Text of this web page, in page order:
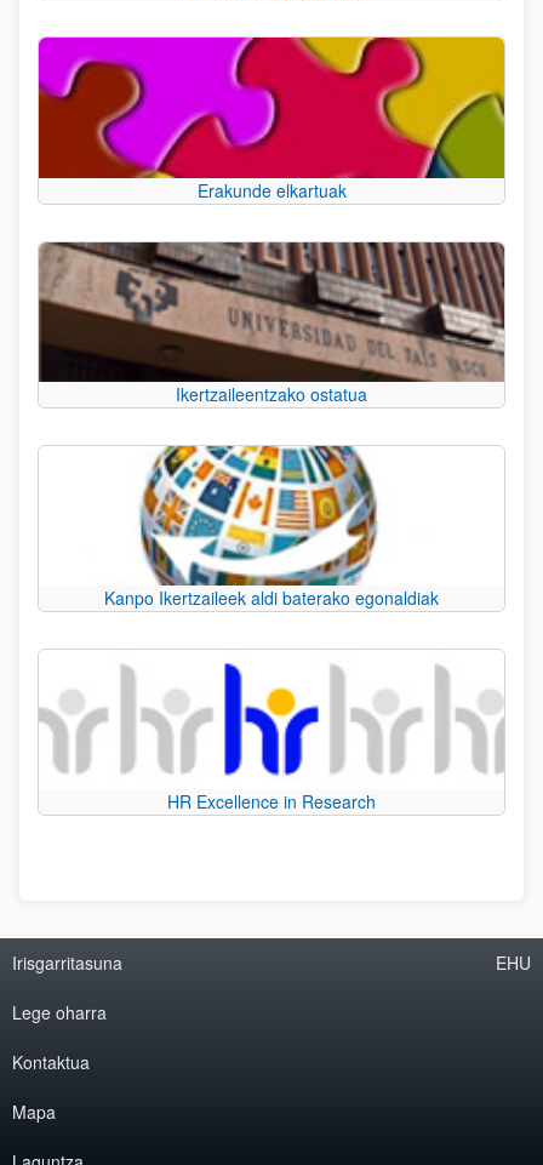
Erakunde elkartuak
Ikertzaileentzako ostatua
Kanpo Ikertzaileek aldi baterako egonaldiak
HR Excellence in Research
Irisgarritasuna
Lege oharra
Kontaktua
Mapa
EHU